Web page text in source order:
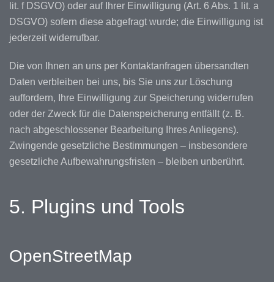
lit. f DSGVO) oder auf Ihrer Einwilligung (Art. 6 Abs. 1 lit. a
DSGVO) sofern diese abgefragt wurde; die Einwilligung ist
jederzeit widerrufbar.
Die von Ihnen an uns per Kontaktanfragen übersandten
Daten verbleiben bei uns, bis Sie uns zur Löschung
auffordern, Ihre Einwilligung zur Speicherung widerrufen
oder der Zweck für die Datenspeicherung entfällt (z. B.
nach abgeschlossener Bearbeitung Ihres Anliegens).
Zwingende gesetzliche Bestimmungen – insbesondere
gesetzliche Aufbewahrungsfristen – bleiben unberührt.
5. Plugins und Tools
OpenStreetMap